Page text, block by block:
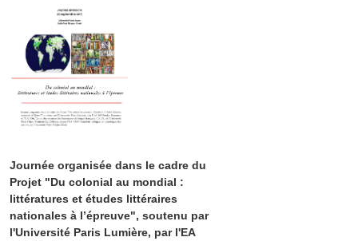
Journée organisée dans le cadre du
Projet "Du colonial au mondial :
littératures et études littéraires
nationales à l’épreuve", soutenu par
l'Université Paris Lumière, par l'EA